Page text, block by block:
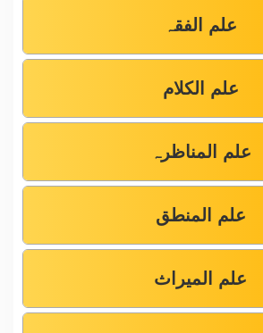
علم الفقہ
علم الکلام
علم المناظرہ
علم المنطق
علم المیراث